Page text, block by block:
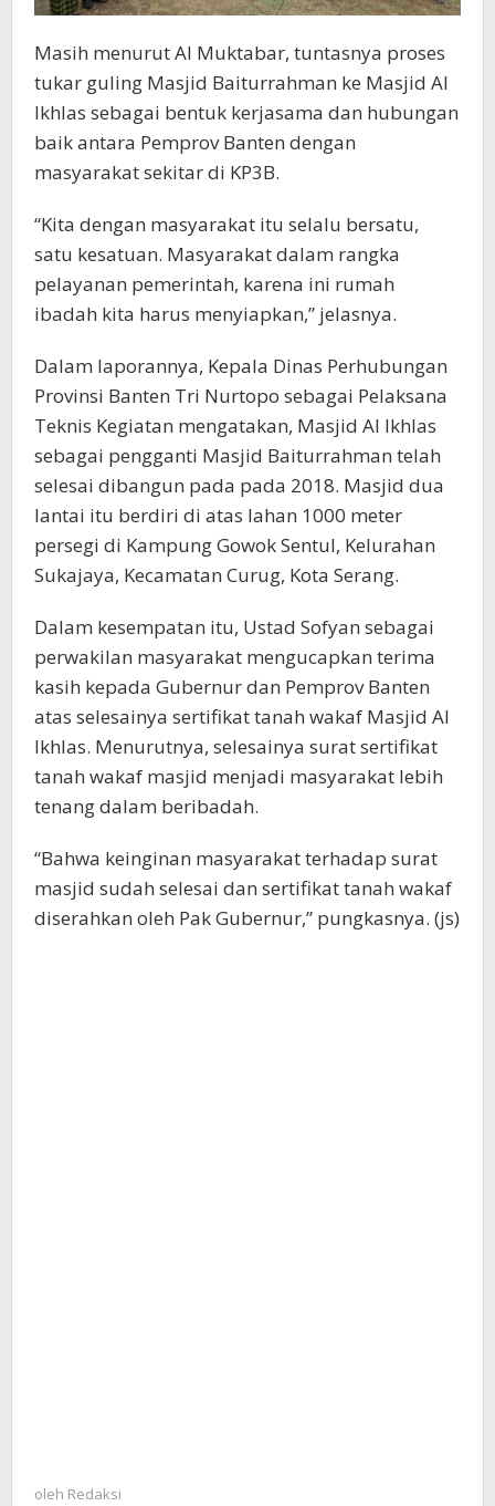
Masih menurut Al Muktabar, tuntasnya proses
tukar guling Masjid Baiturrahman ke Masjid Al
Ikhlas sebagai bentuk kerjasama dan hubungan
baik antara Pemprov Banten dengan
masyarakat sekitar di KP3B.
“Kita dengan masyarakat itu selalu bersatu,
satu kesatuan. Masyarakat dalam rangka
pelayanan pemerintah, karena ini rumah
ibadah kita harus menyiapkan,” jelasnya.
Dalam laporannya, Kepala Dinas Perhubungan
Provinsi Banten Tri Nurtopo sebagai Pelaksana
Teknis Kegiatan mengatakan, Masjid Al Ikhlas
sebagai pengganti Masjid Baiturrahman telah
selesai dibangun pada pada 2018. Masjid dua
lantai itu berdiri di atas lahan 1000 meter
persegi di Kampung Gowok Sentul, Kelurahan
Sukajaya, Kecamatan Curug, Kota Serang.
Dalam kesempatan itu, Ustad Sofyan sebagai
perwakilan masyarakat mengucapkan terima
kasih kepada Gubernur dan Pemprov Banten
atas selesainya sertifikat tanah wakaf Masjid Al
Ikhlas. Menurutnya, selesainya surat sertifikat
tanah wakaf masjid menjadi masyarakat lebih
tenang dalam beribadah.
“Bahwa keinginan masyarakat terhadap surat
masjid sudah selesai dan sertifikat tanah wakaf
diserahkan oleh Pak Gubernur,” pungkasnya. (js)
oleh Redaksi